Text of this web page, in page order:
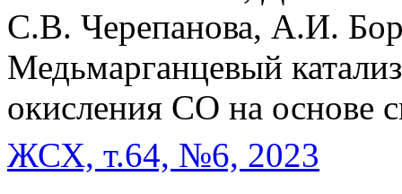
С.В. Черепанова, А.И.
Медьмарганцевый
окисления CO на основе
ЖСХ, т.64, №6, 2023